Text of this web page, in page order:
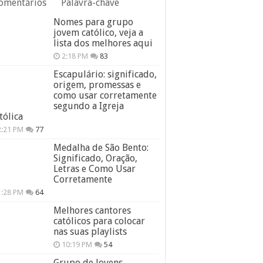
Palavra-chave
Nomes para grupo
jovem católico, veja a
lista dos melhores aqui
2:18 PM 83
Escapulário: significado,
origem, promessas e
como usar corretamente
segundo a Igreja
PM 77
Medalha de São Bento:
Significado, Oração,
Letras e Como Usar
Corretamente
PM 64
Melhores cantores
católicos para colocar
nas suas playlists
10:19 PM 54